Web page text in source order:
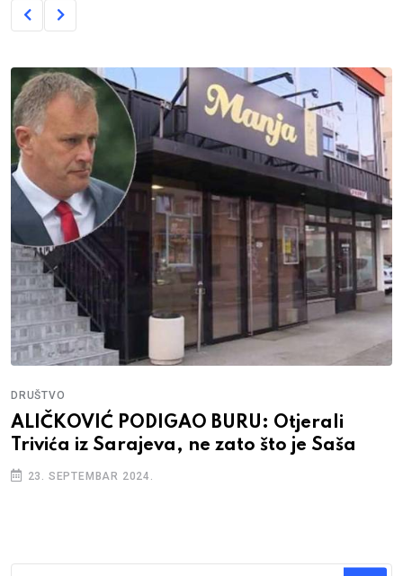
DRUŠTVO
ALIČKOVIĆ PODIGAO BURU: Otjerali
Trivića iz Sarajeva, ne zato što je Saša
23. SEPTEMBAR 2024.